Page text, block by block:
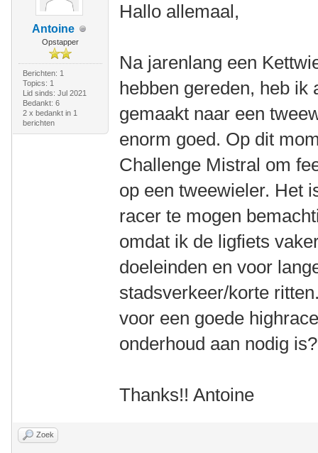
Antoine
Opstapper
Berichten: 1
Topics: 1
Lid sinds: Jul 2021
Bedankt: 6
2 x bedankt in 1
berichten
Hallo allemaal,
Na jarenlang een
hebben gereden, heb ik
gemaakt naar een
enorm goed. Op dit
Challenge Mistral om
op een tweewieler. Het
racer te mogen
omdat ik de ligfiets
doeleinden en voor
stadsverkeer/korte
voor een goede
onderhoud aan nodig
Thanks!! Antoine
Zoek